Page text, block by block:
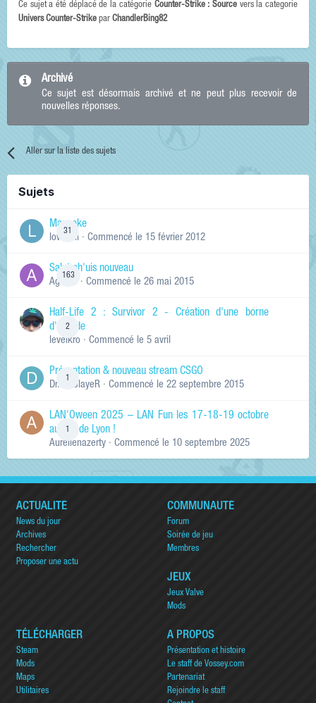
Ce sujet a été déplacé de la catégorie Counter-Strike : Sourcevers la categorie
Univers Counter-Strike par ChandlerBing82
Archivé
Ce sujet est désormais archivé et ne peut plus recevoir de
nouvelles réponses.
Aller sur la liste des sujets
Sujets
31
Manneke
lowskill · Commencé le 15 février 2012
163
Salut ch'uis nouveau
Ag0Nie · Commencé le 26 mai 2015
2
Half-Life 2 : Survivor 2 - Création d'une borne
d'arcade
levelkro · Commencé le 5 avril
Présentation & nouveau stream CSGO
Dr.KinSlayeR · Commencé le 22 septembre 2015
LAN'Oween 2025 – LAN Fun les 17-18-19 octobre
au sud de Lyon !
Aurelienazerty · Commencé le 10 septembre 2025
ACTUALITÉ
News du jour
Archives
Rechercher
Proposer une actu
COMMUNAUTÉ
Forum
Soirée de jeu
Membres
JEUX
Jeux Valve
Mods
TÉLÉCHARGER
Steam
Mods
Maps
Utilitaires
A PROPOS
Présentation et histoire
Le staff de Vossey.com
Partenariat
Rejoindre le staff